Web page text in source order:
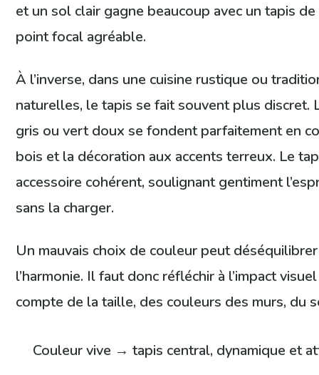
et un sol clair gagne beaucoup avec un tapis
point focal agréable.
À l’inverse, dans une cuisine rustique ou
naturelles, le tapis se fait souvent plus discret.
gris ou vert doux se fondent parfaitement en
bois et la décoration aux accents terreux. Le
accessoire cohérent, soulignant gentiment
sans la charger.
Un mauvais choix de couleur peut
l’harmonie. Il faut donc réfléchir à l’impact
compte de la taille, des couleurs des murs, du
Couleur vive → tapis central, dynamique et